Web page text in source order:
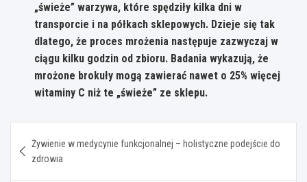
„świeże” warzywa, które spędziły kilka dni w
transporcie i na półkach sklepowych. Dzieje się tak
dlatego, że proces mrożenia następuje zazwyczaj w
ciągu kilku godzin od zbioru. Badania wykazują, że
mrożone brokuły mogą zawierać nawet o 25% więcej
witaminy C niż te „świeże” ze sklepu.
wpisu
Żywienie w medycynie funkcjonalnej – holistyczne podejście do
zdrowia